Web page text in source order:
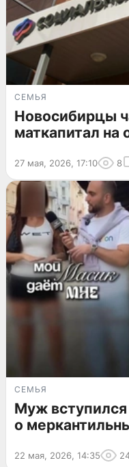
СЕМЬЯ
Новосибирцы
маткапитал на
27 мая, 2026, 17:10 8
СЕМЬЯ
Муж
о
22 мая, 2026, 14:35